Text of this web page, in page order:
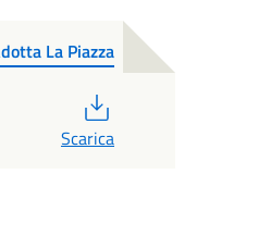
La Piazza
Scarica